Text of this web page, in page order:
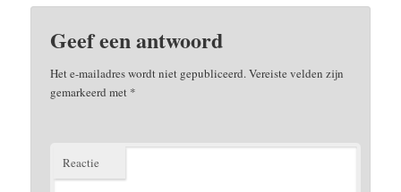
Geef een antwoord
Het e-mailadres wordt niet gepubliceerd. Vereiste velden zijn
gemarkeerd met *
Reactie